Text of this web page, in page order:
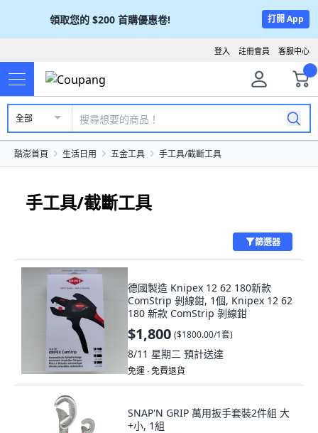
領取您的 $200 首購優惠卷! 打開 App
客服中心
註冊會員
登入
全部
酷澎首頁 生活日用 五金工具 手工具/截斷工具
手工具/截斷工具
篩選器
德國製造 Knipex 12 62 180新款
ComStrip 剝線鉗, 1個, Knipex 12 62
180 新款 ComStrip 剝線鉗
$1,800 ($1800.00/1套)
8/11 星期二 預計送達
免運 ∙ 免費退貨
SNAP'N GRIP 萬用扳手套裝2件組 大
+小, 1組